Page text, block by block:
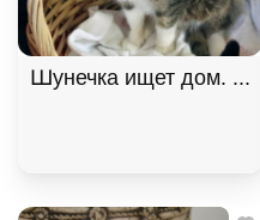
Шунечка ищет дом. В